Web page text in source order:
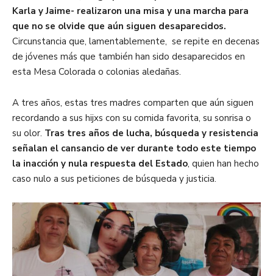
Karla y Jaime- realizaron una misa y una marcha para
que no se olvide que aún siguen desaparecidos.
Circunstancia que, lamentablemente, se repite en decenas
de jóvenes más que también han sido desaparecidos en
esta Mesa Colorada o colonias aledañas.
A tres años, estas tres madres comparten que aún siguen
recordando a sus hijxs con su comida favorita, su sonrisa o
su olor. Tras tres años de lucha, búsqueda y resistencia
señalan el cansancio de ver durante todo este tiempo
la inacción y nula respuesta del Estado, quien han hecho
caso nulo a sus peticiones de búsqueda y justicia.